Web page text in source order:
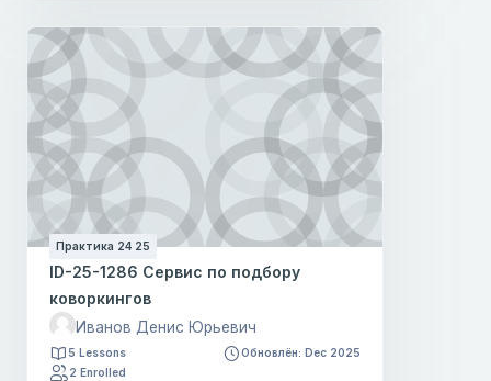
Практика 24 25
ID-25-1286 Сервис по подбору
коворкингов
Иванов Денис Юрьевич
5 Lessons
Обновлён: Dec 2025
2 Enrolled